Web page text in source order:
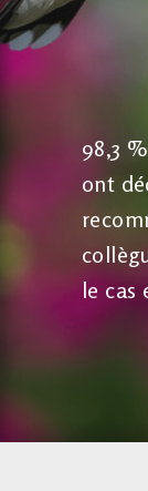
98,3
ont
le cas